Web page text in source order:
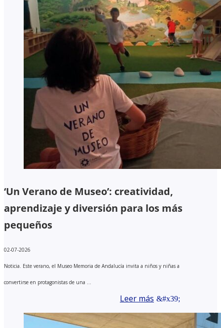
‘Un Verano de Museo’: creatividad,
aprendizaje y diversión para los más
pequeños
02-07-2026
Noticia. Este verano, el Museo Memoria de Andalucía invita a niños y niñas a
convertirse en protagonistas de una ...
Leer más